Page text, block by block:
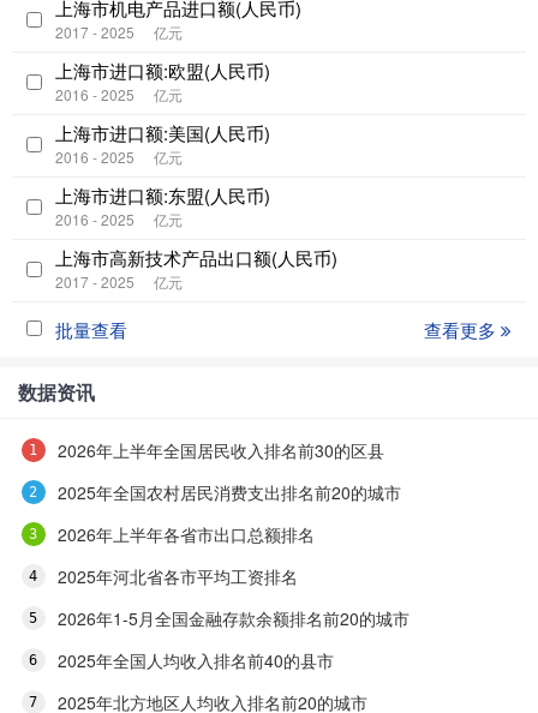
上海市机电产品进口额(人民币)
2017 - 2025 亿元
上海市进口额:欧盟(人民币)
2016 - 2025 亿元
上海市进口额:美国(人民币)
2016 - 2025 亿元
上海市进口额:东盟(人民币)
2016 - 2025 亿元
上海市高新技术产品出口额(人民币)
2017 - 2025 亿元
批量查看 查看更多
数据资讯
2026年上半年全国居民收入排名前30的区县
2025年全国农村居民消费支出排名前20的城市
2026年上半年各省市出口总额排名
2025年河北省各市平均工资排名
2026年1-5月全国金融存款余额排名前20的城市
2025年全国人均收入排名前40的县市
2025年北方地区人均收入排名前20的城市